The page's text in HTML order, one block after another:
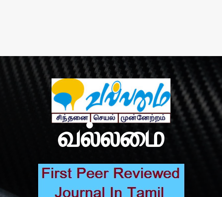
வல்லமை